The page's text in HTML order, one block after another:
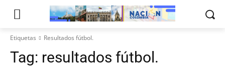
Etiquetas Resultados fútbol.
Tag: resultados fútbol.